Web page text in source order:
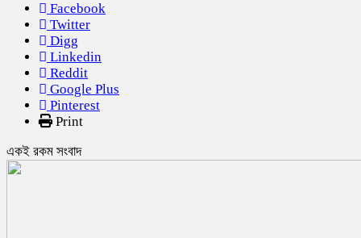
Facebook
Twitter
Digg
Linkedin
Reddit
Google Plus
Pinterest
Print
একই রকম সংবাদ